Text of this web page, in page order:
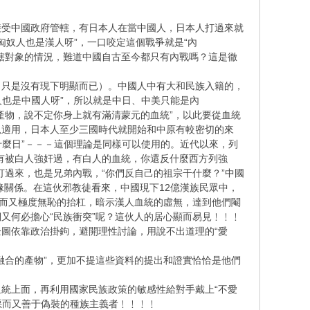
中國政府管轄，有日本人在當中國人，日本人打過來就
奴人也是漢人呀”，一口咬定這個戰爭就是“內
象的情況，難道中國自古至今都只有內戰嗎？這是徹
是沒有現下明顯而已）。中國人中有大和民族入籍的，
是中國人呀”，所以就是中日、中美只能是內
，說不定你身上就有滿清蒙元的血統”，以此要從血統
用，日本人至少三國時代就開始和中原有較密切的來
日”－－－這個理論是同樣可以使用的。近代以來，列
白人強奸過，有白人的血統，你還反什麼西方列強
來，也是兄弟內戰，“你們反自己的祖宗干什麼？”中國
係。在這伙邪教徒看來，中國現下12億漢族民眾中，
又極度無恥的抬杠，暗示漢人血統的虛無，達到他們閹
必擔心“民族衝突”呢？這伙人的居心顯而易見﹗﹗﹗
依靠政治掛鉤，避開理性討論，用說不出道理的“愛
的產物”，更加不提這些資料的提出和證實恰恰是他們
上面，再利用國家民族政策的敏感性給對手戴上“不愛
又善于偽裝的種族主義者﹗﹗﹗﹗